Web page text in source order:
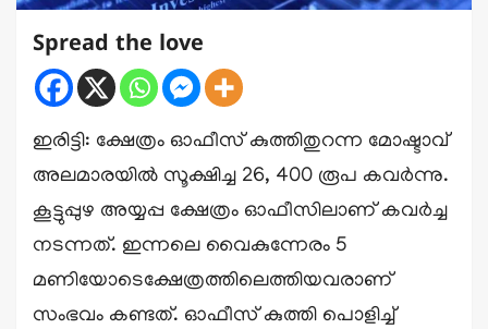
Spread the love
ഇരിട്ടി: ക്ഷേത്രം ഓഫീസ് കുത്തിതുറന്ന മോഷ്ടാവ്
അലമാരയിൽ സൂക്ഷിച്ച 26, 400 രൂപ കവർന്നു.
കൂട്ടുപ്പുഴ അയ്യപ്പ ക്ഷേത്രം ഓഫീസിലാണ് കവർച്ച
നടന്നത്. ഇന്നലെ വൈകുന്നേരം 5
മണിയോടെക്ഷേത്രത്തിലെത്തിയവരാണ്
സംഭവം കണ്ടത്. ഓഫീസ് കുത്തി പൊളിച്ച്